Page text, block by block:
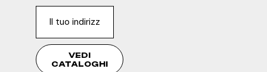
VEDI
CATALOGHI